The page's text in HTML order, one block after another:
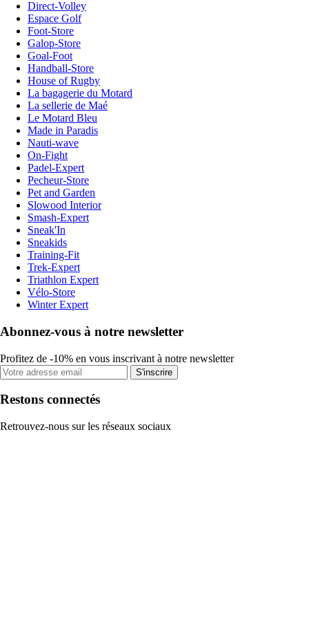
Direct-Volley
Espace Golf
Foot-Store
Galop-Store
Goal-Foot
Handball-Store
House of Rugby
La bagagerie du Motard
La sellerie de Maé
Le Motard Bleu
Made in Paradis
Nauti-wave
On-Fight
Padel-Expert
Pecheur-Store
Pet and Garden
Slowood Interior
Smash-Expert
Sneak'In
Sneakids
Training-Fit
Trek-Expert
Triathlon Expert
Vélo-Store
Winter Expert
Abonnez-vous à notre newsletter
Profitez de -10% en vous inscrivant à notre newsletter
S'inscrire
Restons connectés
Retrouvez-nous sur les réseaux sociaux